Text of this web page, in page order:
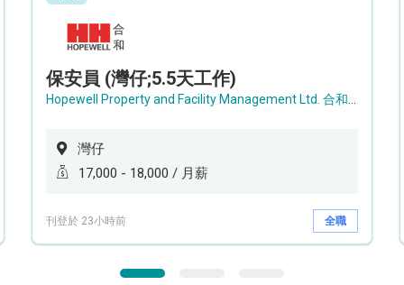
保安員 (灣仔;5.5天工作)
灣仔
17,000 - 18,000 / 月薪
刊登於 23小時前 全職